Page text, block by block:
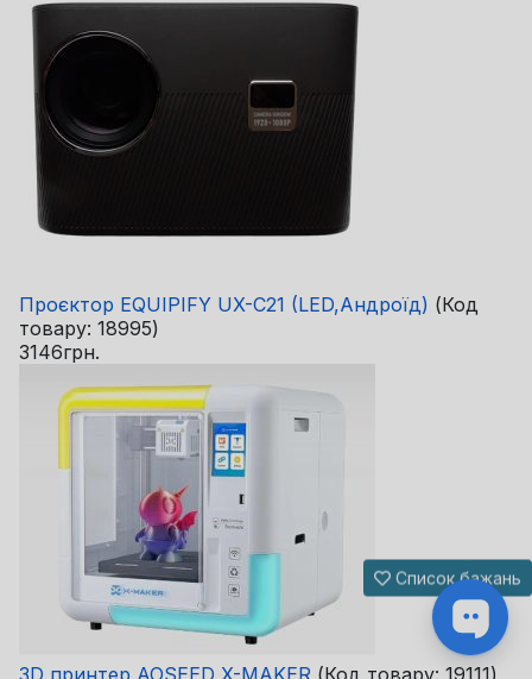
Проєктор EQUIPIFY UX-C21 (LED,Андроїд) (Код
товару: 18995)
3146грн.
3D принтер AOSEED X-MAKER (Код товару: 19111)
Список бажань